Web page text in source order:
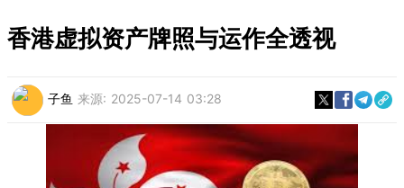
香港虚拟资产牌照与运作全透视
子鱼 来源: 2025-07-14 03:28